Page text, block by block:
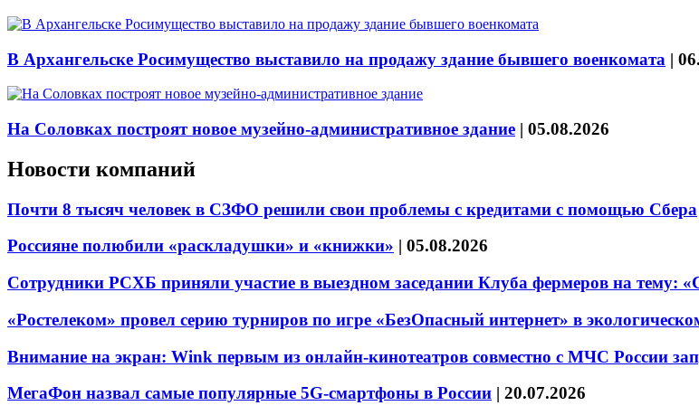
В Архангельске Росимущество выставило на продажу здание бывшего военкомата |
На Соловках построят новое музейно-административное здание | 05.08.2026
Новости компаний
Почти 8 тысяч человек в СЗФО решили свои проблемы с кредитами с помощью Сбера
Россияне полюбили «раскладушки» и «книжки» | 05.08.2026
Сотрудники РСХБ приняли участие в выездном заседании Клуба фермеров на тему:
«Ростелеком» провел серию турниров по игре «БезОпасный интернет» в
Внимание на экран: Wink первым из онлайн-кинотеатров совместно с МЧС России
МегаФон назвал самые популярные 5G-смартфоны в России | 20.07.2026